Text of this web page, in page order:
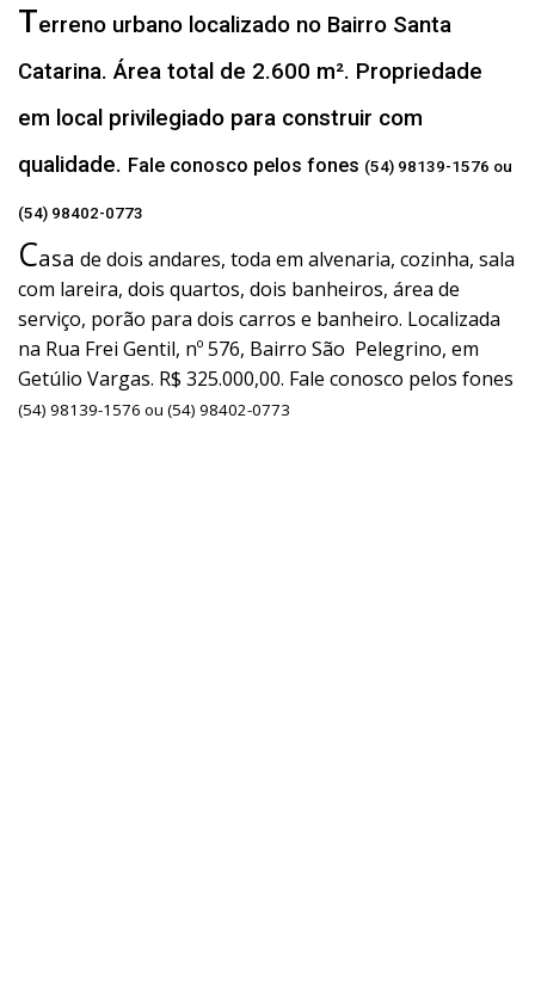
Terreno urbano localizado no Bairro Santa
Catarina. Área total de 2.600 m². Propriedade
em local privilegiado para construir com
qualidade. Fale conosco pelos fones (54) 98139-1576 ou
(54) 98402-0773
Casa de dois andares, toda em alvenaria, cozinha, sala
com lareira, dois quartos, dois banheiros, área de
serviço, porão para dois carros e banheiro. Localizada
na Rua Frei Gentil, nº 576, Bairro São Pelegrino, em
Getúlio Vargas. R$ 325.000,00. Fale conosco pelos fones
(54) 98139-1576 ou (54) 98402-0773